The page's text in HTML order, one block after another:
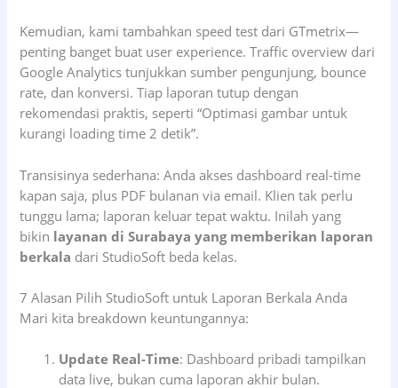
Kemudian, kami tambahkan speed test dari GTmetrix—
penting banget buat user experience. Traffic overview dari
Google Analytics tunjukkan sumber pengunjung, bounce
rate, dan konversi. Tiap laporan tutup dengan
rekomendasi praktis, seperti “Optimasi gambar untuk
kurangi loading time 2 detik”.
Transisinya sederhana: Anda akses dashboard real-time
kapan saja, plus PDF bulanan via email. Klien tak perlu
tunggu lama; laporan keluar tepat waktu. Inilah yang
bikin layanan di Surabaya yang memberikan laporan
berkala dari StudioSoft beda kelas.
7 Alasan Pilih StudioSoft untuk Laporan Berkala Anda
Mari kita breakdown keuntungannya:
Update Real-Time: Dashboard pribadi tampilkan
data live, bukan cuma laporan akhir bulan.